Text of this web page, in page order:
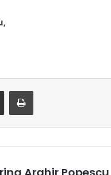
Distribuie prin e-mail Imprimare